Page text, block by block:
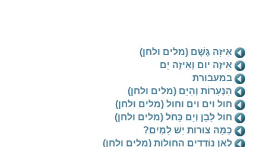
אֵיזָה גֶּשֶׁם (מלים ולחן)
אֵיזֶה יום וְאֵיזֶה יָם
במעבורת
הַנְּעָרוֹת וְהַיָּם (מלים ולחן)
חול וים וים וחול (מלים ולחן)
חוֹל לָבָן וְיָם כָּחֹל (מלים ולחן)
כַּמָּה צוּרוֹת יֵשׁ לַמַּיִם?
לְאָן נוֹדְדִים הַחוֹלוֹת (מלים ולחן)